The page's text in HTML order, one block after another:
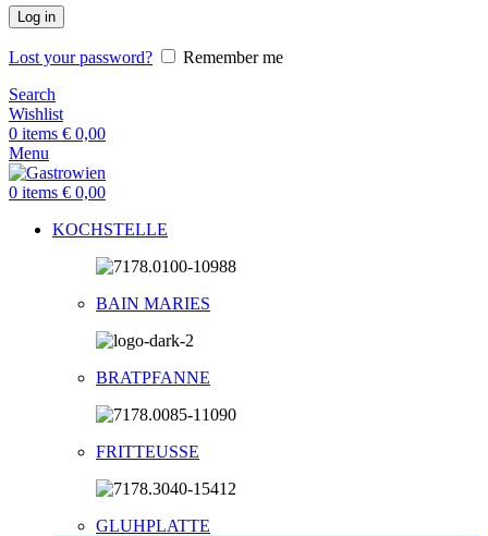
Log in
Lost your password?
Remember me
Search
Wishlist
0 items € 0,00
Menu
0 items € 0,00
KOCHSTELLE
BAIN MARIES
BRATPFANNE
FRITTEUSSE
GLUHPLATTE